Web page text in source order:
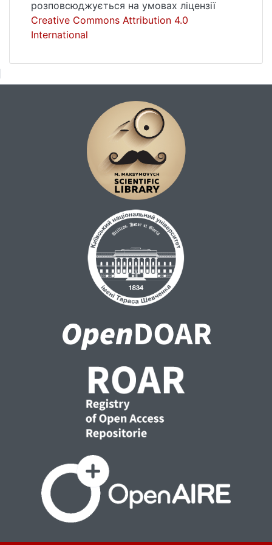
формалізму. Судовий розгляд справи
(«розправа») у багатьох випадках був
закритим («заочним»). Гласність судового
призводить до поширення серед
населення, особливо серед молоді
відомостей про способи вчинення
злочинів. Поява системи мирових судів.
Негативно на розвиток принципу гласності
вплинуло вбивство у 1881 році Олександра
ІІ, що мало своїм наслідком зміни
законодавства в бік обмеження прав та
свобод людини у кримінальному процесі,
у тому числі гласності як такої. Суттєвий
вплив на становлення принципів гласності
та відкритості кримінального судочинства
в Україні мали такі міжнародно-правові
акти, як Міжнародний акт про
громадянські і політичні права, Конвенція
про захист прав і основних свобод, які
правову систему з прийняттям законів.
Також на розвиток гласності та
вплив рішення ЄСПЛ.
розповсюджується на умовах ліцензії
Creative Commons Attribution 4.0
International